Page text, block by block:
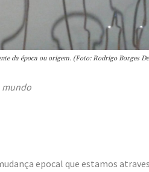
da época ou origem. (Foto: Rodrigo Borges
mundo
epocal que estamos